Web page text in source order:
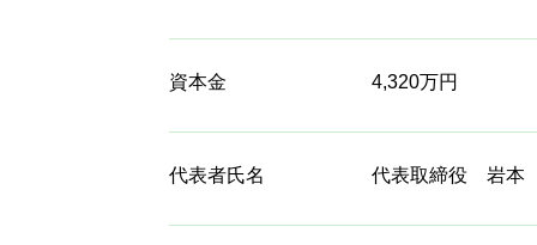
資本金 4,320万円
代表者氏名 代表取締役 岩本